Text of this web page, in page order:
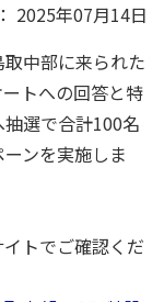
2025年07月14日
中部に来られた
トへの回答と特
選で合計100名
ンを実施しま
トでご確認くだ